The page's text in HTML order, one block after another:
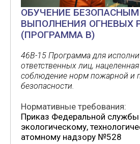
ОБУЧЕНИЕ
ВЫПОЛНЕНИЯ ОГНЕВЫХ
(ПРОГРАММА В)
46В-15 Программа для
ответственных лиц,
соблюдение норм пожарной и
безопасности.
Нормативные требования:
Приказ Федеральной службы
экологическому,
атомному надзору №528